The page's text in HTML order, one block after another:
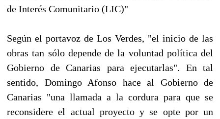
de Interés Comunitario (LIC)"
Según el portavoz de Los Verdes, "el inicio de las
obras tan sólo depende de la voluntad política del
Gobierno de Canarias para ejecutarlas". En tal
sentido, Domingo Afonso hace al Gobierno de
Canarias "una llamada a la cordura para que se
reconsidere el actual proyecto y se opte por un